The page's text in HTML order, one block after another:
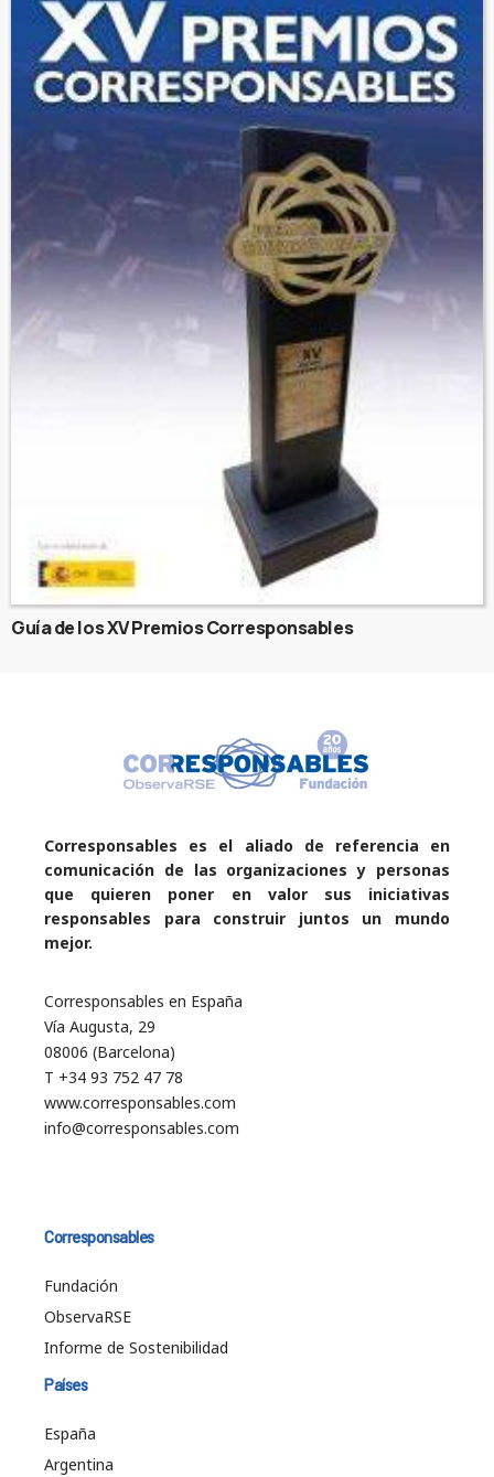
Guía de los XV Premios Corresponsables
Corresponsables es el aliado de referencia en
comunicación de las organizaciones y personas
que quieren poner en valor sus iniciativas
responsables para construir juntos un mundo
mejor.
Corresponsables en España
Vía Augusta, 29
08006 (Barcelona)
T +34 93 752 47 78
www.corresponsables.com
info@corresponsables.com
Corresponsables
Fundación
ObservaRSE
Informe de Sostenibilidad
Países
España
Argentina